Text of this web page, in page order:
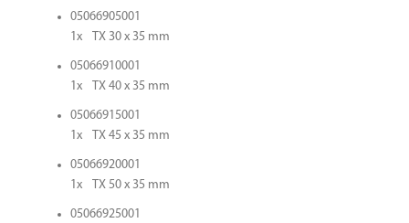
05066905001
1x TX 30 x 35 mm
05066910001
1x TX 40 x 35 mm
05066915001
1x TX 45 x 35 mm
05066920001
1x TX 50 x 35 mm
05066925001